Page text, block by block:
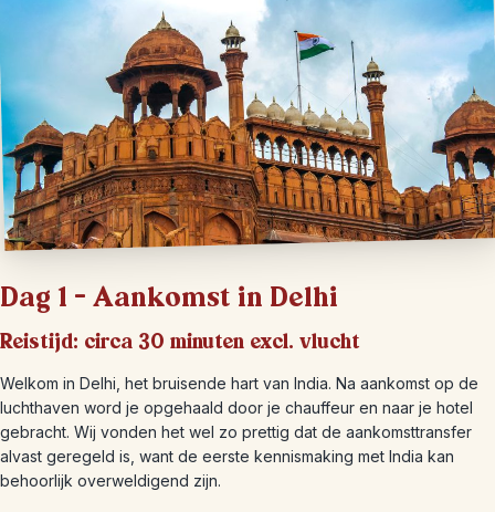
Dag 1 – Aankomst in Delhi
Reistijd: circa 30 minuten excl. vlucht
Welkom in Delhi, het bruisende hart van India. Na aankomst op de
luchthaven word je opgehaald door je chauffeur en naar je hotel
gebracht. Wij vonden het wel zo prettig dat de aankomsttransfer
alvast geregeld is, want de eerste kennismaking met India kan
behoorlijk overweldigend zijn.